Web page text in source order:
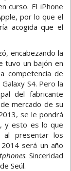
curso. El iPhone
por lo que el
acogida que el
encabezando la
tuvo un bajón en
competencia de
S4. Pero la
del fabricante
mercado de su
se le pondrá
y esto es lo que
al presentar los
será un año
. Sinceridad
Seúl.